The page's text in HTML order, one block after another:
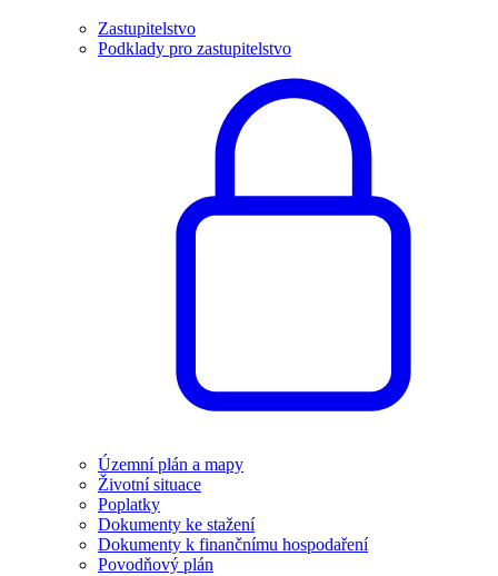
Zastupitelstvo
Podklady pro zastupitelstvo
Územní plán a mapy
Životní situace
Poplatky
Dokumenty ke stažení
Dokumenty k finančnímu hospodaření
Povodňový plán